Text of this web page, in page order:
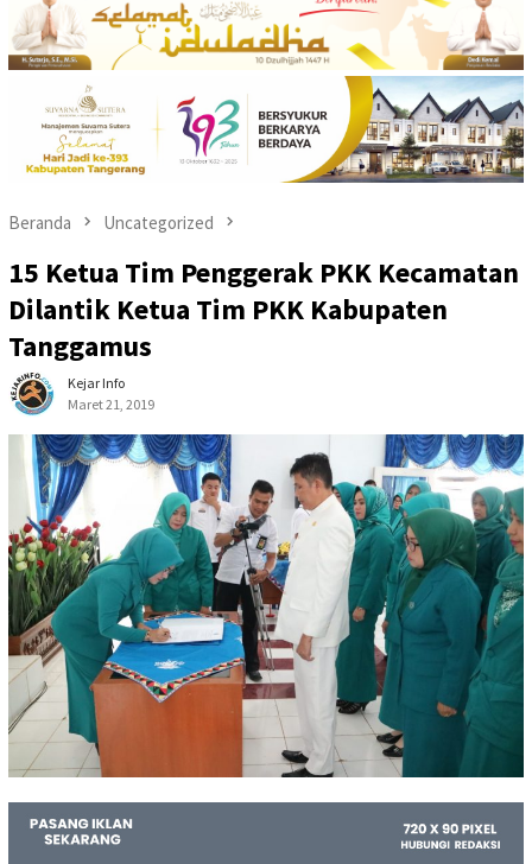
Beranda Uncategorized
15 Ketua Tim Penggerak PKK Kecamatan
Dilantik Ketua Tim PKK Kabupaten
Tanggamus
Kejar Info
Maret 21, 2019